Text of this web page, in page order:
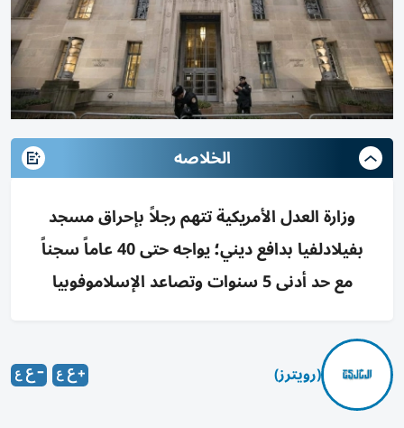
الخلاصه
وزارة العدل الأمريكية تتهم رجلاً بإحراق مسجد
بفيلادلفيا بدافع ديني؛ يواجه حتى 40 عاماً سجناً
مع حد أدنى 5 سنوات وتصاعد الإسلاموفوبيا
(رويترز)